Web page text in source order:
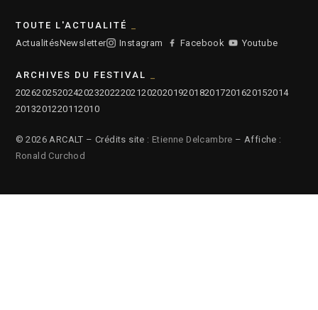
TOUTE L'ACTUALITÉ
ActualitésNewsletter Instagram Facebook Youtube
ARCHIVES DU FESTIVAL
2026202520242023202220212020201920182017201620152014
2013201220112010
© 2026 ARCALT – Crédits site : Etienne Delcambre – Affiche :
Ronald Curchod